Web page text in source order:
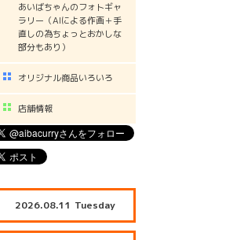
あいばちゃんのフォトギャ
ラリー（AIによる作画＋手
直しの為ちょっとおかしな
部分もあり）
オリジナル商品いろいろ
店舗情報
2026.08.11 Tuesday